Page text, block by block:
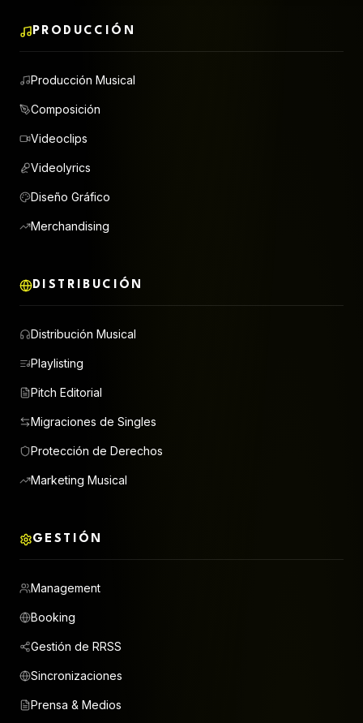
PRODUCCIÓN
Producción Musical
Composición
Videoclips
Videolyrics
Diseño Gráfico
Merchandising
DISTRIBUCIÓN
Distribución Musical
Playlisting
Pitch Editorial
Migraciones de Singles
Protección de Derechos
Marketing Musical
GESTIÓN
Management
Booking
Gestión de RRSS
Sincronizaciones
Prensa & Medios